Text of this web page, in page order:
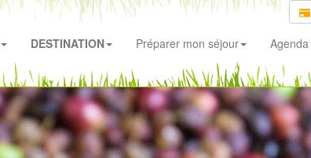
DESTINATION Préparer mon séjour Agenda